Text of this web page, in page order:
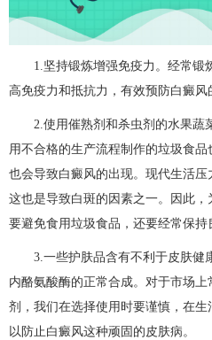
1.坚持锻炼增强免疫力。经常锻
高免疫力和抵抗力，有效预防白癜风
2.使用催熟剂和杀虫剂的水果蔬
用不合格的生产流程制作的垃圾食
也会导致白癜风的出现。现代生活压
这也是导致白斑的因素之一。因此
要避免食用垃圾食品，还要经常保持
3.一些护肤品含有不利于皮肤健
内酪氨酸酶的正常合成。对于市场
剂，我们在选择使用时要谨慎，在生
以防止白癜风这种顽固的皮肤病。